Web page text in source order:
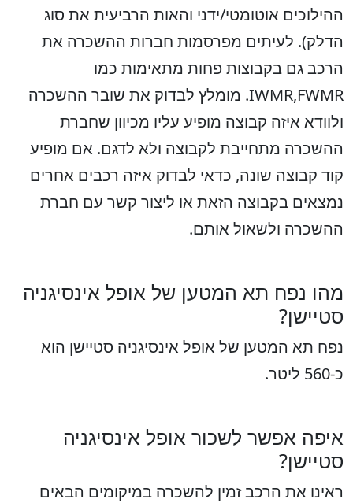
ההילוכים אוטומטי/ידני והאות הרביעית את סוג
הדלק). לעיתים מפרסמות חברות ההשכרה את
הרכב גם בקבוצות פחות מתאימות כמו
IWMR,FWMR. מומלץ לבדוק את שובר ההשכרה
ולוודא איזה קבוצה מופיע עליו מכיוון שחברת
ההשכרה מתחייבת לקבוצה ולא לדגם. אם מופיע
קוד קבוצה שונה, כדאי לבדוק איזה רכבים אחרים
נמצאים בקבוצה הזאת או ליצור קשר עם חברת
ההשכרה ולשאול אותם.
מהו נפח תא המטען של אופל אינסיגניה
סטיישן?
נפח תא המטען של אופל אינסיגניה סטיישן הוא
כ-560 ליטר.
איפה אפשר לשכור אופל אינסיגניה
סטיישן?
ראינו את הרכב זמין להשכרה במיקומים הבאים